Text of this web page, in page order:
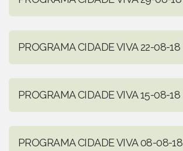
PROGRAMA CIDADE VIVA 22-08-18
PROGRAMA CIDADE VIVA 15-08-18
PROGRAMA CIDADE VIVA 08-08-18